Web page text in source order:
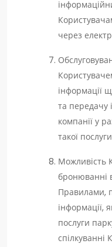
через
інформації
та передачу
компанії у
такої
Можливість
бронюванні
Правилами,
інформації,
послуги
спілкуванні